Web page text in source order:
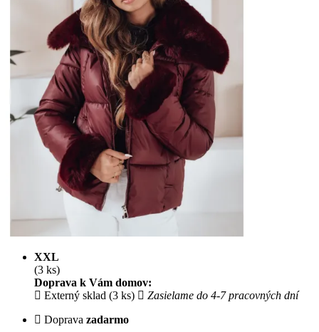
XXL
(3 ks)
Doprava k Vám domov:
Externý sklad (3 ks)
Zasielame do 4-7 pracovných dní
Doprava zadarmo